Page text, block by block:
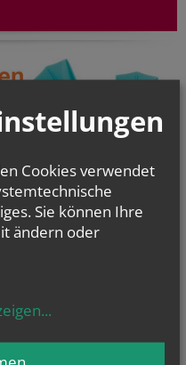
Cookies verwendet
Sie können Ihre
ändern oder
...